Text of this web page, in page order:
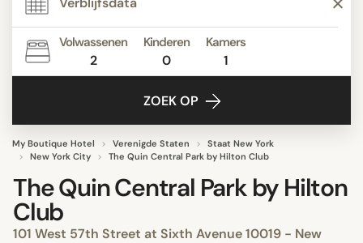
Contact
Volwassenen
2
Kinderen
0
Kamers
1
ZOEK OP
My Boutique Hotel Verenigde Staten
Staat New York
New York City
The Quin Central Park by Hilton Club
The Quin Central Park by Hilton
Club
101 West 57th Street at Sixth Avenue 10019 - New